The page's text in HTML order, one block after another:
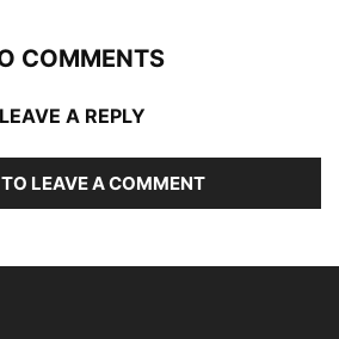
COMMENTS
LEAVE A REPLY
LEAVE A COMMENT